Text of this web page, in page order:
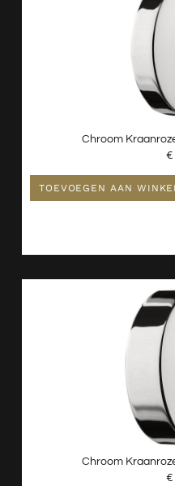
Chroom
€
TOEVOEGEN AAN
Chroom
€